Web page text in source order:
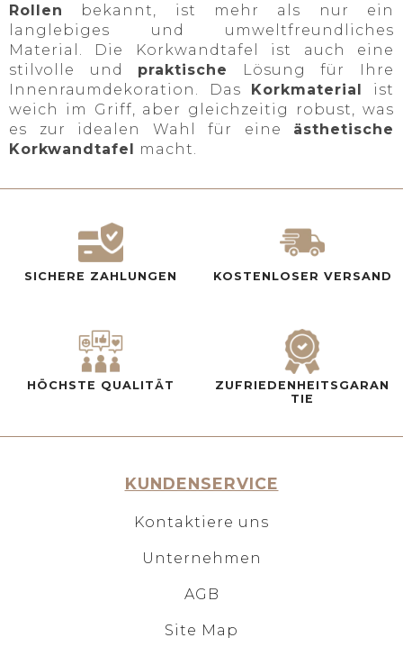
Rollen
bekannt, ist mehr als nur ein
langlebiges und umweltfreundliches
Material. Die Korkwandtafel ist auch eine
stilvolle und praktische
Lösung für Ihre
Innenraumdekoration. Das Korkmaterial
ist
weich im Griff, aber gleichzeitig robust, was
es zur idealen Wahl für eine ästhetische
Korkwandtafel macht.
SICHERE ZAHLUNGEN KOSTENLOSER VERSAND
HÖCHSTE QUALITÄT
ZUFRIEDENHEITSGARAN
TIE
KUNDENSERVICE
Kontaktiere uns
Unternehmen
AGB
Site Map